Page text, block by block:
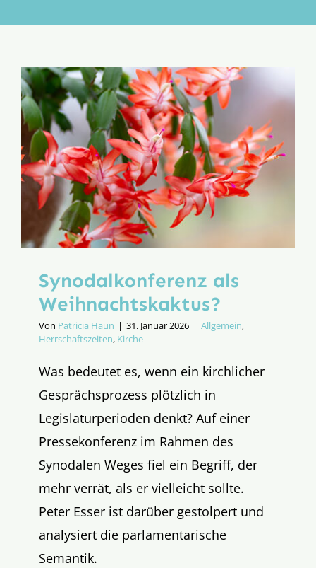
Aktion
Synodalkonferenz als
Weihnachtskaktus?
Von Patricia Haun | 31. Januar 2026 | Allgemein,
Herrschaftszeiten, Kirche
Was bedeutet es, wenn ein kirchlicher
Gesprächsprozess plötzlich in
Legislaturperioden denkt? Auf einer
Pressekonferenz im Rahmen des
Synodalen Weges fiel ein Begriff, der
mehr verrät, als er vielleicht sollte.
Peter Esser ist darüber gestolpert und
analysiert die parlamentarische
Semantik.